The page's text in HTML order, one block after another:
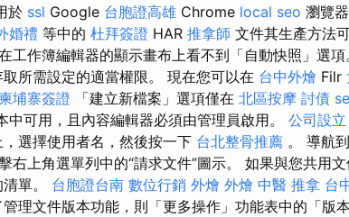
於 ssl Google 台胞證高雄 Chrome local seo 瀏覽
婚禮 等中的 杜拜簽證 HAR 推拿師 文件其生產方法
工作簿編輯器的顯示畫布上看不到「自動快照」選項
所需設定的適當權限。 現在您可以在 台中外燴 Filr
柬埔寨簽證 「建立新檔案」選項僅在 北區按摩 討債
中可用，且內容編輯器必須由管理員啟用。 公司設立
，選擇使用者名，然後按一下 台北整骨推薦 。 導航
右上角選單列中的“請求文件”圖示。 如果與您共用
單。 台胞證台南 數位行銷 外燴 外燴 中醫 推拿 台
理文件版本功能，則「更多操作」功能表中的「版